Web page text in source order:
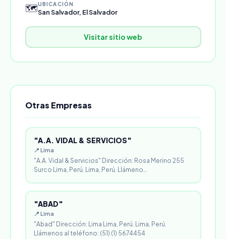
🗺️UBICACIÓN
San Salvador, El Salvador
Visitar sitio web
Otras Empresas
"A.A. VIDAL & SERVICIOS"
📍 Lima
"A.A. Vidal & Servicios" Dirección: Rosa Merino 255
Surco Lima, Perú. Lima, Perú. Llámeno…
"ABAD"
📍 Lima
"Abad" Dirección: Lima Lima, Perú. Lima, Perú.
Llámenos al teléfono: (51) (1) 5674454